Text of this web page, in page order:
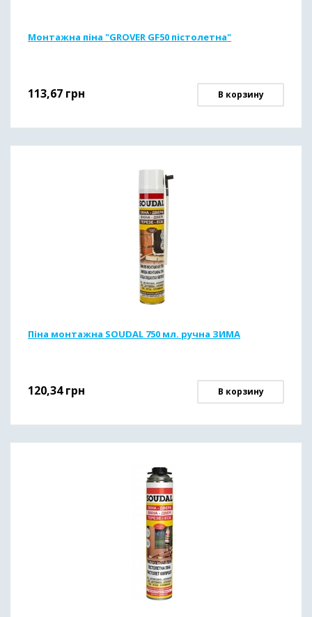
Монтажна піна "GROVER GF50 пістолетна"
113,67 грн В корзину
Піна монтажна SOUDAL 750 мл. ручна ЗИМА
120,34 грн В корзину